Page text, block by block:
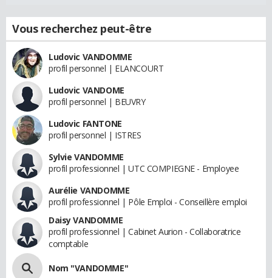
Vous recherchez peut-être
Ludovic VANDOMME
profil personnel | ELANCOURT
Ludovic VANDOME
profil personnel | BEUVRY
Ludovic FANTONE
profil personnel | ISTRES
Sylvie VANDOMME
profil professionnel | UTC COMPIEGNE - Employee
Aurélie VANDOMME
profil professionnel | Pôle Emploi - Conseillère emploi
Daisy VANDOMME
profil professionnel | Cabinet Aurion - Collaboratrice
comptable
Nom "VANDOMME"